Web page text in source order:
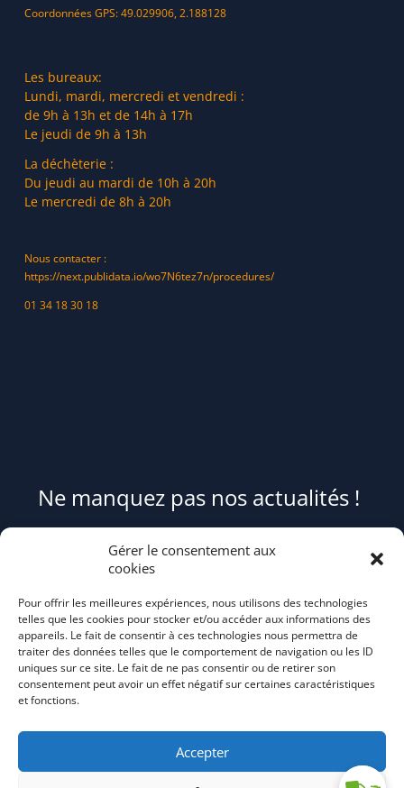
Gérer le consentement aux
cookies
Pour offrir les meilleures expériences, nous utilisons des technologies
telles que les cookies pour stocker et/ou accéder aux informations des
appareils. Le fait de consentir à ces technologies nous permettra de
traiter des données telles que le comportement de navigation ou les ID
uniques sur ce site. Le fait de ne pas consentir ou de retirer son
consentement peut avoir un effet négatif sur certaines caractéristiques
et fonctions.
Accepter
Coordonnées GPS: 49.029906, 2.188128
Les bureaux:
Lundi, mardi, mercredi et vendredi :
de 9h à 13h et de 14h à 17h
Le jeudi de 9h à 13h
La déchèterie :
Du jeudi au mardi de 10h à 20h
Le mercredi de 8h à 20h
Nous contacter :
https://next.publidata.io/wo7N6tez7n/procedures/
01 34 18 30 18
Ne manquez pas nos actualités !
conseils et astuces pour mieux trier et réduire vos déchets,
vous au flash info bi-mensuel Tri Action!